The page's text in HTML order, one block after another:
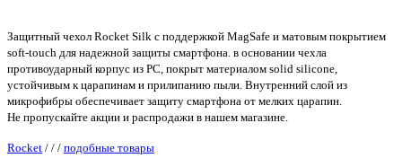
Защитный чехол Rocket Silk с поддержкой MagSafe и матовым покрытием
soft-touch для надежной защиты смартфона. в основании чехла
противоударный корпус из PC, покрыт материалом solid silicone,
устойчивым к царапинам и прилипанию пыли. Внутренний слой из
микрофибры обеспечивает защиту смартфона от мелких царапин.
Не пропускайте акции и распродажи в нашем магазине.
Rocket / / / подобные товары